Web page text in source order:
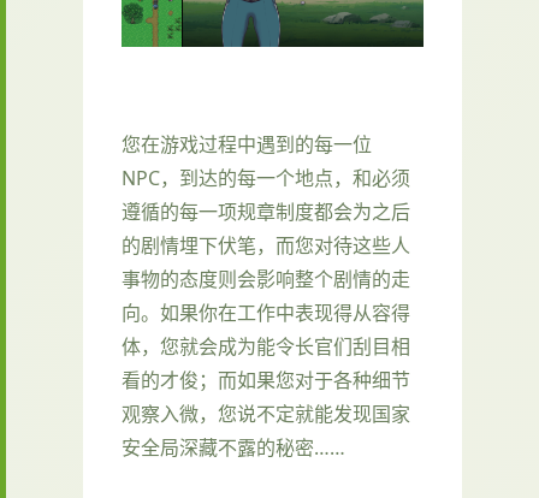
您在游戏过程中遇到的每一位
NPC，到达的每一个地点，和必须
遵循的每一项规章制度都会为之后
的剧情埋下伏笔，而您对待这些人
事物的态度则会影响整个剧情的走
向。如果你在工作中表现得从容得
体，您就会成为能令长官们刮目相
看的才俊；而如果您对于各种细节
观察入微，您说不定就能发现国家
安全局深藏不露的秘密……